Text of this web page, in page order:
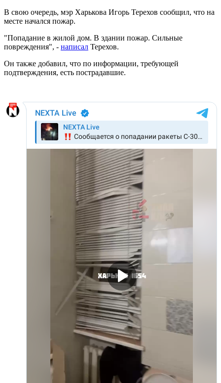
В свою очередь, мэр Харькова Игорь Терехов сообщил, что на
месте начался пожар.
"Попадание в жилой дом. В здании пожар. Сильные
повреждения", - написал Терехов.
Он также добавил, что по информации, требующей
подтверждения, есть пострадавшие.